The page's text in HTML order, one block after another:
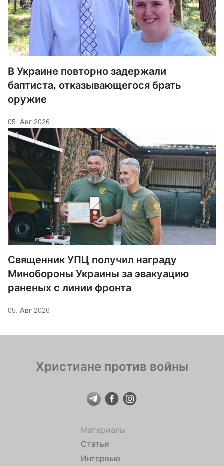
В Украине повторно задержали
баптиста, отказывающегося брать
оружие
05. Авг 2026
Священник УПЦ получил награду
Минобороны Украины за эвакуацию
раненых с линии фронта
05. Авг 2026
Христиане против войны
Материалы
Статьи
Интервью